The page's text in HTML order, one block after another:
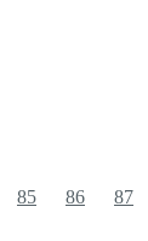
85 86 87